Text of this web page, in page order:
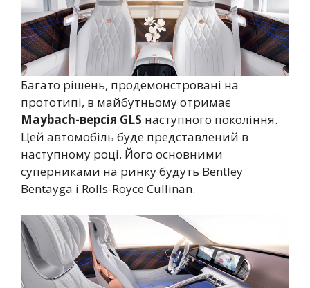
Багато рішень, продемонстровані на
прототипі, в майбутньому отримає
Maybach-версія GLS наступного покоління.
Цей автомобіль буде представлений в
наступному році. Його основними
суперниками на ринку будуть Bentley
Bentayga і Rolls-Royce Cullinan.